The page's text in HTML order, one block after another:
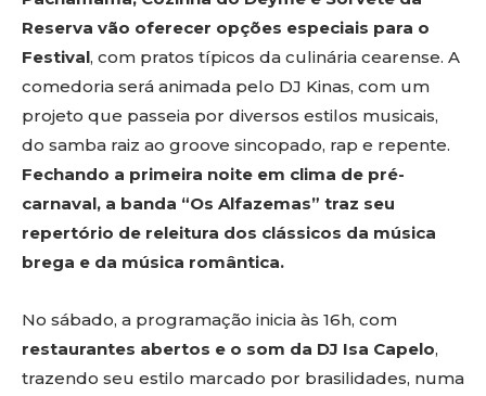
Reserva vão oferecer opções especiais para o
Festival, com pratos típicos da culinária cearense. A
comedoria será animada pelo DJ Kinas, com um
projeto que passeia por diversos estilos musicais,
do samba raiz ao groove sincopado, rap e repente.
Fechando a primeira noite em clima de pré-
carnaval, a banda “Os Alfazemas” traz seu
repertório de releitura dos clássicos da música
brega e da música romântica.
No sábado, a programação inicia às 16h, com
restaurantes abertos e o som da DJ Isa Capelo,
trazendo seu estilo marcado por brasilidades, numa